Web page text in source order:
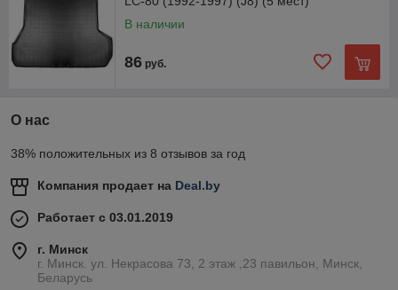
В наличии
86 руб.
О нас
38% положительных из 8 отзывов за год
Компания продает на Deal.by
Работает с 03.01.2019
г. Минск
г. Минск. ул. Некрасова 73, 2 этаж ,23 павильон, Минск,
Беларусь